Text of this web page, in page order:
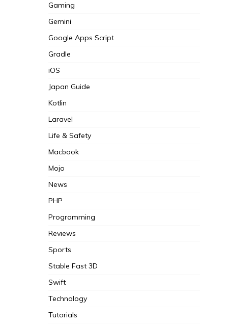
Gaming
Gemini
Google Apps Script
Gradle
iOS
Japan Guide
Kotlin
Laravel
Life & Safety
Macbook
Mojo
News
PHP
Programming
Reviews
Sports
Stable Fast 3D
Swift
Technology
Tutorials